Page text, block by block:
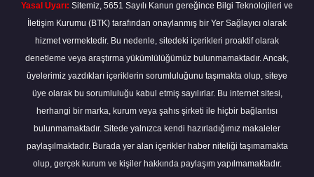
Yasal Uyarı: Sitemiz, 5651 Sayılı Kanun gereğince Bilgi Teknolojileri ve
İletişim Kurumu (BTK) tarafından onaylanmış bir Yer Sağlayıcı olarak
hizmet vermektedir. Bu nedenle, sitedeki içerikleri proaktif olarak
denetleme veya araştırma yükümlülüğümüz bulunmamaktadır. Ancak,
üyelerimiz yazdıkları içeriklerin sorumluluğunu taşımakta olup, siteye
üye olarak bu sorumluluğu kabul etmiş sayılırlar. Bu internet sitesi,
herhangi bir marka, kurum veya şahıs şirketi ile hiçbir bağlantısı
bulunmamaktadır. Sitede yalnızca kendi hazırladığımız makaleler
paylaşılmaktadır. Burada yer alan içerikler haber niteliği taşımamakta
olup, gerçek kurum ve kişiler hakkında paylaşım yapılmamaktadır.